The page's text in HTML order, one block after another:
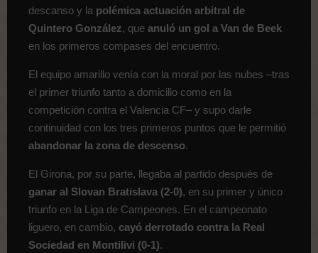
descanso y la polémica actuación arbitral de
Quintero González, que anuló un gol a Van de Beek
en los primeros compases del encuentro.
El equipo amarillo venía con la moral por las nubes –tras
el primer triunfo tanto a domicilio como en la
competición contra el Valencia CF– y supo darle
continuidad con los tres primeros puntos que le permitió
abandonar la zona de descenso.
El Girona, por su parte, llegaba al partido después de
ganar al Slovan Bratislava (2-0), en su primer y único
triunfo en la Liga de Campeones. En el campeonato
liguero, en cambio, cayó derrotado contra la Real
Sociedad en Montilivi (0-1).